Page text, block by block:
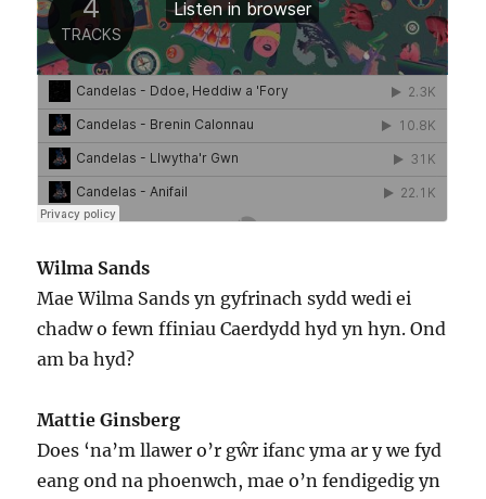
Wilma Sands
Mae Wilma Sands yn gyfrinach sydd wedi ei
chadw o fewn ffiniau Caerdydd hyd yn hyn. Ond
am ba hyd?
Mattie Ginsberg
Does ‘na’m llawer o’r gŵr ifanc yma ar y we fyd
eang ond na phoenwch, mae o’n fendigedig yn